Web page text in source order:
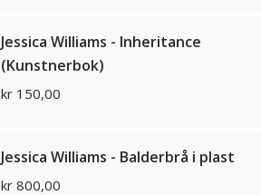
Jessica Williams - Inheritance
(Kunstnerbok)
kr 150,00
Jessica Williams - Balderbrå i plast
kr 800,00